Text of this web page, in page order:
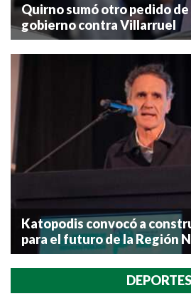
Quirno sumó otro pedido
gobierno contra Villarruel
Katopodis convocó a
para el futuro de la Región
DEPORTES